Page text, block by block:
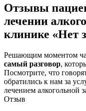
Отзывы
лечении
клинике «Нет
Решающим моментом
самый разговор,
Посмотрите, что
обратились к нам за
лечением алкогольной
Отзыв